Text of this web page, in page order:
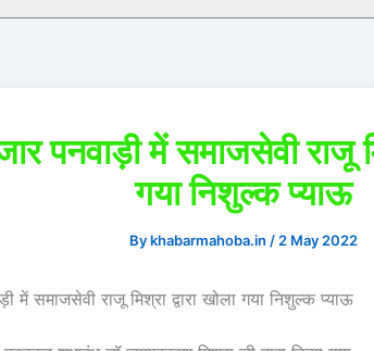
पनवाड़ी में समाजसेवी राजू
गया निशुल्क प्याऊ
Bykhabarmahoba.in / 2 May 2022
में समाजसेवी राजू मिश्रा द्वारा खोला गया निशुल्क प्याऊ